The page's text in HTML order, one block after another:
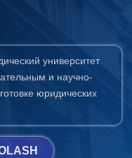
университет
и научно-
юридических